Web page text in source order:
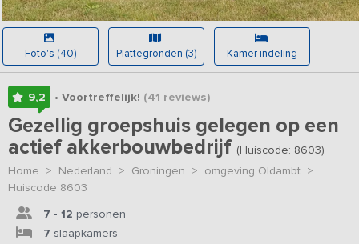
Foto's (40) Plattegronden (3) Kamer indeling
9,2 • Voortreffelijk! (41 reviews)
Gezellig groepshuis gelegen op een
actief akkerbouwbedrijf (Huiscode: 8603)
Home > Nederland > Groningen > omgeving Oldambt >
Huiscode 8603
7 - 12 personen
7 slaapkamers